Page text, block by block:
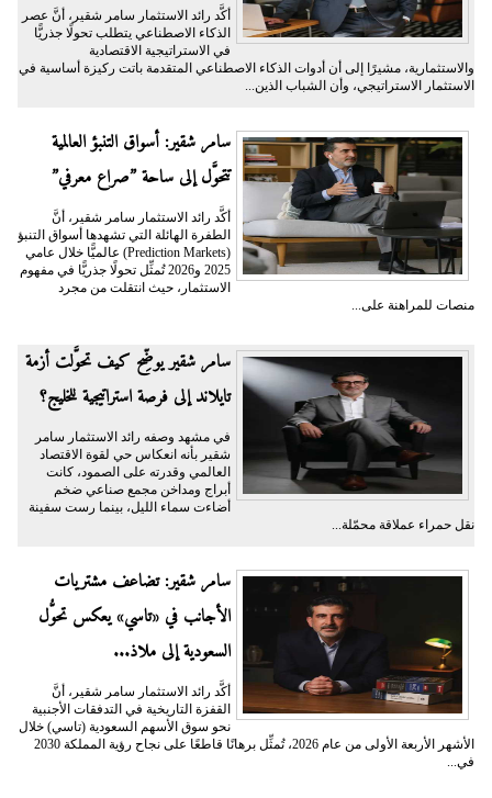
أكَّد رائد الاستثمار سامر شقير، أنَّ عصر
الذكاء الاصطناعي يتطلب تحولًا جذريًّا
في الاستراتيجية الاقتصادية
والاستثمارية، مشيرًا إلى أن أدوات الذكاء الاصطناعي المتقدمة باتت ركيزة أساسية في
الاستثمار الاستراتيجي، وأن الشباب الذين...
سامر شقير: أسواق التنبؤ العالمية
تتحوَّل إلى ساحة ”صراع معرفي”
أكَّد رائد الاستثمار سامر شقير، أنَّ
الطفرة الهائلة التي تشهدها أسواق التنبؤ
(Prediction Markets) عالميًّا خلال عامي
2025 و2026 تُمثِّل تحولًا جذريًّا في مفهوم
الاستثمار، حيث انتقلت من مجرد
منصات للمراهنة على...
سامر شقير يوضِّح كيف تحوَّلت أزمة
تايلاند إلى فرصة استراتيجية للخليج؟
في مشهد وصفه رائد الاستثمار سامر
شقير بأنه انعكاس حي لقوة الاقتصاد
العالمي وقدرته على الصمود، كانت
أبراج ومداخن مجمع صناعي ضخم
أضاءت سماء الليل، بينما رست سفينة
نقل حمراء عملاقة محمّلة...
سامر شقير: تضاعف مشتريات
الأجانب في «تاسي» يعكس تحوُّل
السعودية إلى ملاذ...
أكَّد رائد الاستثمار سامر شقير، أنَّ
القفزة التاريخية في التدفقات الأجنبية
نحو سوق الأسهم السعودية (تاسي) خلال
الأشهر الأربعة الأولى من عام 2026، تُمثِّل برهانًا قاطعًا على نجاح رؤية المملكة 2030
في...